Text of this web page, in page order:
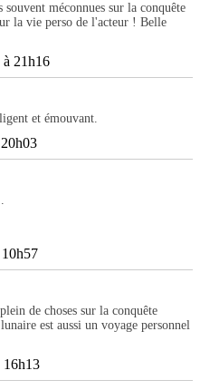
méconnues sur la conquête
la vie perso de l'acteur ! Belle
21h16
et émouvant.
de choses sur la conquête
est aussi un voyage personnel
16h13